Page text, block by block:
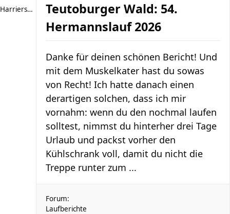
Harriersand reloaded
Teutoburger Wald: 54.
Hermannslauf 2026
Danke für deinen schönen Bericht! Und
mit dem Muskelkater hast du sowas
von Recht! Ich hatte danach einen
derartigen solchen, dass ich mir
vornahm: wenn du den nochmal laufen
solltest, nimmst du hinterher drei Tage
Urlaub und packst vorher den
Kühlschrank voll, damit du nicht die
Treppe runter zum ...
Forum:
Laufberichte